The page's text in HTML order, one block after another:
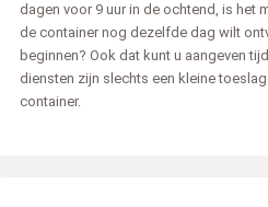
dagen voor 9 uur in de ochtend, is het
de container nog dezelfde dag wilt
beginnen? Ook dat kunt u aangeven
diensten zijn slechts een kleine
container.